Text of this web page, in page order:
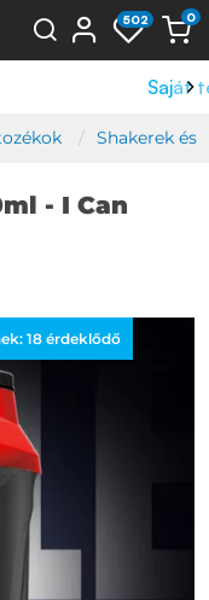
502 0
Shakerek és
- I Can
18érdeklődő